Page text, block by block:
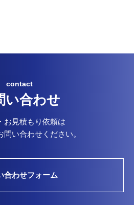
contact
い合わせ
お見積もり依頼は
問い合わせください。
合わせフォーム